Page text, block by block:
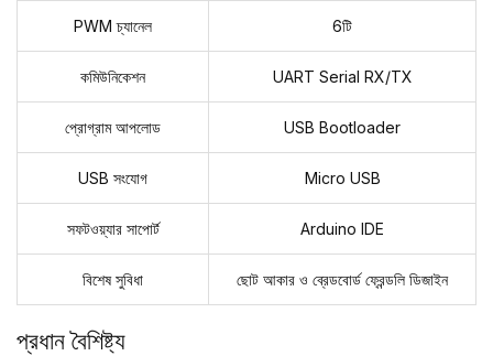
PWM চ্যানেল 6টি
কমিউনিকেশন UART Serial RX/TX
প্রোগ্রাম আপলোড USB Bootloader
USB সংযোগ Micro USB
সফটওয়্যার সাপোর্ট Arduino IDE
বিশেষ সুবিধা ছোট আকার ও ব্রেডবোর্ড ফ্রেন্ডলি ডিজাইন
প্রধান বৈশিষ্ট্য